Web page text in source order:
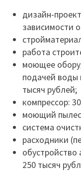
дизайн-
зависимости
работа
моющее
подачей воды
тысяч рублей;
компрессор:
моющий
система
расходники
обустройство
250 тысяч